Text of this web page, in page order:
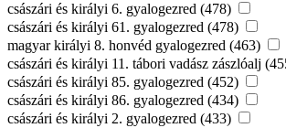
császári és királyi 6. gyalogezred (478)
császári és királyi 61. gyalogezred (478)
magyar királyi 8. honvéd gyalogezred (463)
császári és királyi 11. tábori vadász zászlóalj
császári és királyi 85. gyalogezred (452)
császári és királyi 86. gyalogezred (434)
császári és királyi 2. gyalogezred (433)